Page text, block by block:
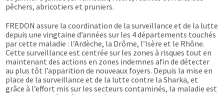
pêchers, abricotiers et pruniers.
FREDON assure la coordination de la surveillance et de la lutte
depuis une vingtaine d’années sur les 4 départements touchés
par cette maladie : l’Ardèche, la Drôme, l’Isère et le Rhône.
Cette surveillance est centrée sur les zones à risques tout en
maintenant des actions en zones indemnes afin de détecter
au plus tôt l’apparition de nouveaux foyers. Depuis la mise en
place de la surveillance et de la lutte contre la Sharka, et
grâce à l’effort mis sur les secteurs contaminés, la maladie est